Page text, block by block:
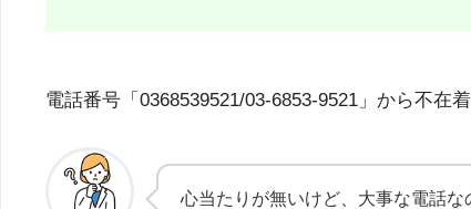
電話番号「0368539521/03-6853-9521」から不
心当たりが無いけど、大事な電話